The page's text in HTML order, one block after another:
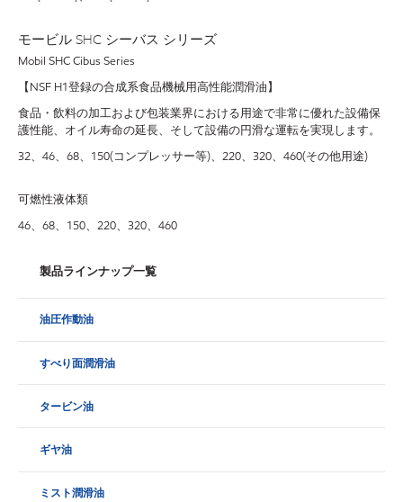
モービル SHC シーバス シリーズ
Mobil SHC Cibus Series
【NSF H1登録の合成系食品機械用高性能潤滑油】
食品・飲料の加工および包装業界における用途で非常に優れた設備保
護性能、オイル寿命の延長、そして設備の円滑な運転を実現します。
32、46、68、150(コンプレッサー等)、220、320、460(その他用途)
可燃性液体類
46、68、150、220、320、460
製品ラインナップ一覧
油圧作動油
すべり面潤滑油
タービン油
ギヤ油
ミスト潤滑油